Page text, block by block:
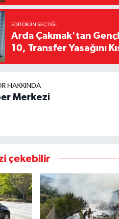
EDITÖRÜN SEÇTIĞI
Arda Çakmak'tan
10, Transfer Yasağını
HAKKINDA
Merkezi
çekebilir